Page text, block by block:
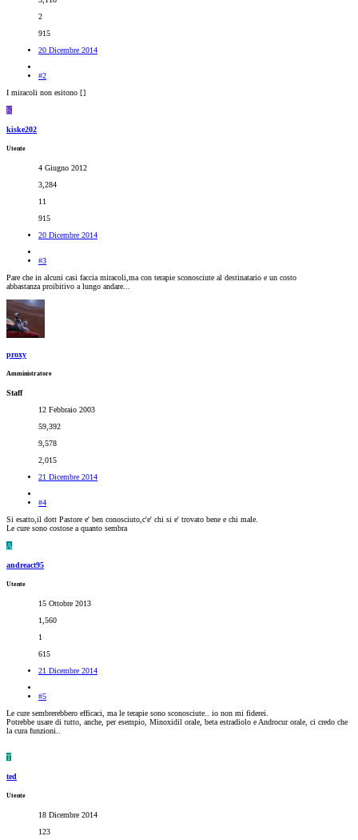
2
915
20 Dicembre 2014
#2
I miracoli non esitono []
K
kiske202
Utente
4 Giugno 2012
3,284
11
915
20 Dicembre 2014
#3
Pare che in alcuni casi faccia miracoli,ma con terapie sconosciute al destinatario e un costo
abbastanza proibitivo a lungo andare...
proxy
Amministratore
Staff
12 Febbraio 2003
59,392
9,578
2,015
21 Dicembre 2014
#4
Si esatto,il dott Pastore e' ben conosciuto,c'e' chi si e' trovato bene e chi male.
Le cure sono costose a quanto sembra
A
andreact95
Utente
15 Ottobre 2013
1,560
1
615
21 Dicembre 2014
#5
Le cure sembrerebbero efficaci, ma le terapie sono sconosciute.. io non mi fiderei.
Potrebbe usare di tutto, anche, per esempio, Minoxidil orale, beta estradiolo e Androcur orale, ci credo che
la cura funzioni..
T
ted
Utente
18 Dicembre 2014
123